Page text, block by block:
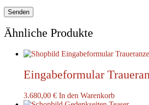
Ähnliche Produkte
Eingabeformular
3.680,00 € In den Warenkorb